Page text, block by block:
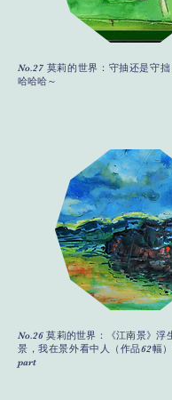
No.27 莫莉的世界：守抽还是守拙
哈哈哈～
No.26 莫莉的世界：《江南景》浮
景，我在景外看中人（作品62幅）
part